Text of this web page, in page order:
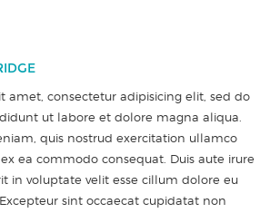
amet, consectetur adipisicing elit, sed do
ut labore et dolore magna aliqua.
quis nostrud exercitation ullamco
ea commodo consequat. Duis aute irure
in voluptate velit esse cillum dolore eu
sint occaecat cupidatat non